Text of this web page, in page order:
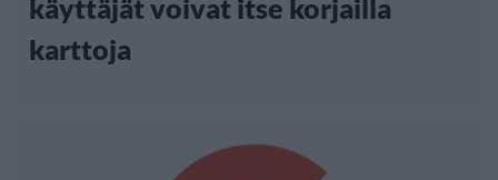
käyttäjät voivat itse korjailla
karttoja